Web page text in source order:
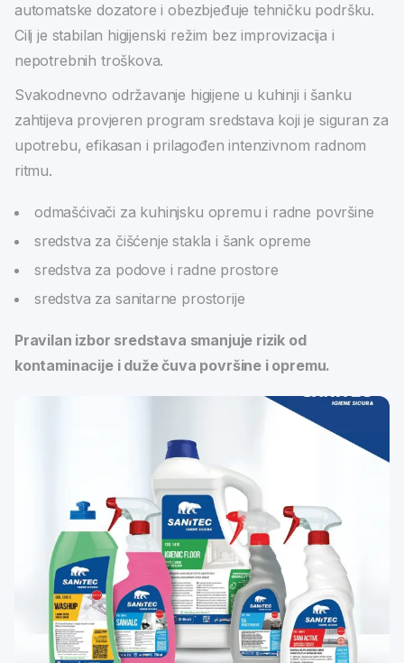
automatske dozatore i obezbjeđuje tehničku podršku.
Cilj je stabilan higijenski režim bez improvizacija i
nepotrebnih troškova.
Svakodnevno održavanje higijene u kuhinji i šanku
zahtijeva provjeren program sredstava koji je siguran za
upotrebu, efikasan i prilagođen intenzivnom radnom
ritmu.
odmašćivači za kuhinjsku opremu i radne površine
sredstva za čišćenje stakla i šank opreme
sredstva za podove i radne prostore
sredstva za sanitarne prostorije
Pravilan izbor sredstava smanjuje rizik od
kontaminacije i duže čuva površine i opremu.